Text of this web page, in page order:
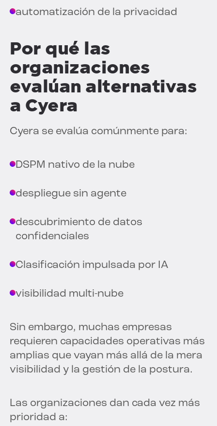
automatización de la privacidad
Por qué las
organizaciones
evalúan alternativas
a Cyera
Cyera se evalúa comúnmente para:
DSPM nativo de la nube
despliegue sin agente
descubrimiento de datos
confidenciales
Clasificación impulsada por IA
visibilidad multi-nube
Sin embargo, muchas empresas
requieren capacidades operativas más
amplias que vayan más allá de la mera
visibilidad y la gestión de la postura.
Las organizaciones dan cada vez más
prioridad a: